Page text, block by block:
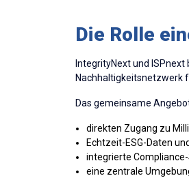
Die Rolle
IntegrityNext und
Nachhaltigkeitsnetzwerk
Das gemeinsame
direkten Zugang zu
Echtzeit-ESG-Daten
integrierte
eine zentrale